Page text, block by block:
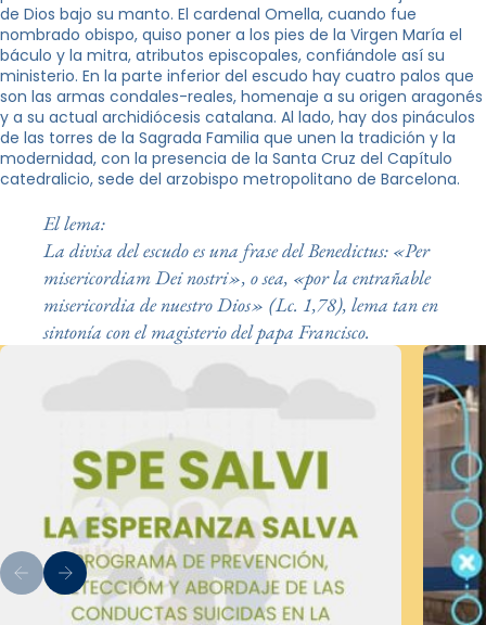
de Dios bajo su manto. El cardenal Omella, cuando fue
nombrado obispo, quiso poner a los pies de la Virgen María el
báculo y la mitra, atributos episcopales, confiándole así su
ministerio. En la parte inferior del escudo hay cuatro palos que
son las armas condales-reales, homenaje a su origen aragonés
y a su actual archidiócesis catalana. Al lado, hay dos pináculos
de las torres de la Sagrada Familia que unen la tradición y la
modernidad, con la presencia de la Santa Cruz del Capítulo
catedralicio, sede del arzobispo metropolitano de Barcelona.
El lema:
La divisa del escudo es una frase del Benedictus: «Per
misericordiam Dei nostri», o sea, «por la entrañable
misericordia de nuestro Dios» (Lc. 1,78), lema tan en
sintonía con el magisterio del papa Francisco.